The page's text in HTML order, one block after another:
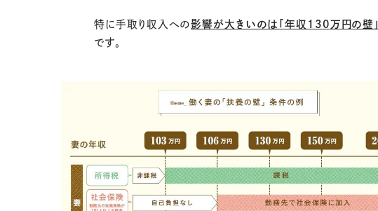
特に手取り収入への影響が大きいのは「年収130万円の壁」
です。